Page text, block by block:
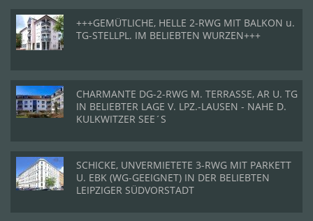
+++GEMÜTLICHE, HELLE 2-RWG MIT BALKON u.
TG-STELLPL. IM BELIEBTEN WURZEN+++
CHARMANTE DG-2-RWG M. TERRASSE, AR U. TG
IN BELIEBTER LAGE V. LPZ.-LAUSEN - NAHE D.
KULKWITZER SEE´S
SCHICKE, UNVERMIETETE 3-RWG MIT PARKETT
U. EBK (WG-GEEIGNET) IN DER BELIEBTEN
LEIPZIGER SÜDVORSTADT